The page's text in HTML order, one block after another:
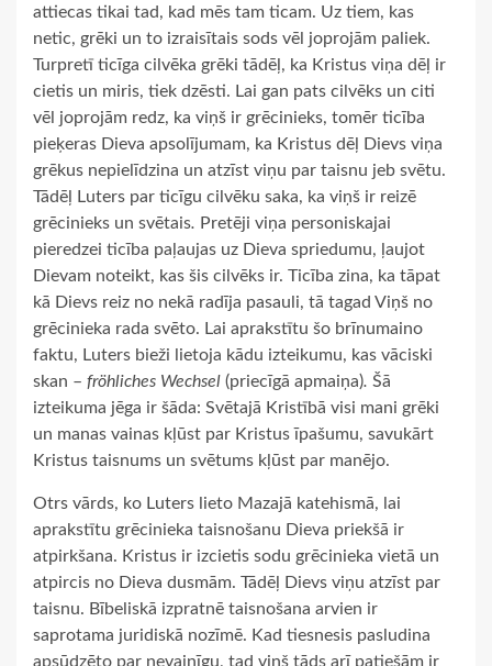
attiecas tikai tad, kad mēs tam ticam. Uz tiem, kas
netic, grēki un to izraisītais sods vēl joprojām paliek.
Turpretī ticīga cilvēka grēki tādēļ, ka Kristus viņa dēļ ir
cietis un miris, tiek dzēsti. Lai gan pats cilvēks un citi
vēl joprojām redz, ka viņš ir grēcinieks, tomēr ticība
pieķeras Dieva apsolījumam, ka Kristus dēļ Dievs viņa
grēkus nepielīdzina un atzīst viņu par taisnu jeb svētu.
Tādēļ Luters par ticīgu cilvēku saka, ka viņš ir reizē
grēcinieks un svētais. Pretēji viņa personiskajai
pieredzei ticība paļaujas uz Dieva spriedumu, ļaujot
Dievam noteikt, kas šis cilvēks ir. Ticība zina, ka tāpat
kā Dievs reiz no nekā radīja pasauli, tā tagad Viņš no
grēcinieka rada svēto. Lai aprakstītu šo brīnumaino
faktu, Luters bieži lietoja kādu izteikumu, kas vāciski
skan – fröhliches Wechsel (priecīgā apmaiņa). Šā
izteikuma jēga ir šāda: Svētajā Kristībā visi mani grēki
un manas vainas kļūst par Kristus īpašumu, savukārt
Kristus taisnums un svētums kļūst par manējo.
Otrs vārds, ko Luters lieto Mazajā katehismā, lai
aprakstītu grēcinieka taisnošanu Dieva priekšā ir
atpirkšana. Kristus ir izcietis sodu grēcinieka vietā un
atpircis no Dieva dusmām. Tādēļ Dievs viņu atzīst par
taisnu. Bībeliskā izpratnē taisnošana arvien ir
saprotama juridiskā nozīmē. Kad tiesnesis pasludina
apsūdzēto par nevainīgu, tad viņš tāds arī patiešām ir